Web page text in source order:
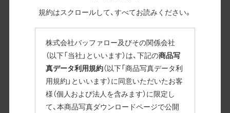
規約はスクロールして、すべてお読みください。
株式会社バッファロー及びその関係会社
（以下「当社」といいます）は、下記の商品写
真データ利用規約（以下「商品写真データ利
用規約」といいます）に同意いただいたお客
様（個人および法人を含みます）に限定し
て、本商品写真ダウンロードページで公開
を提供しています。
掲載データ「JPEG、PNG : 低解像度(RGBカラー)」 「EPS : 高
解像度(CMYKカラー)」
LS720D1602